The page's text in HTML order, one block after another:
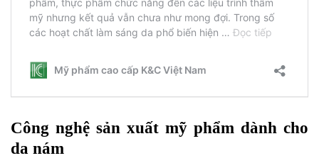
Công nghệ sản xuất mỹ phẩm dành cho
da nám